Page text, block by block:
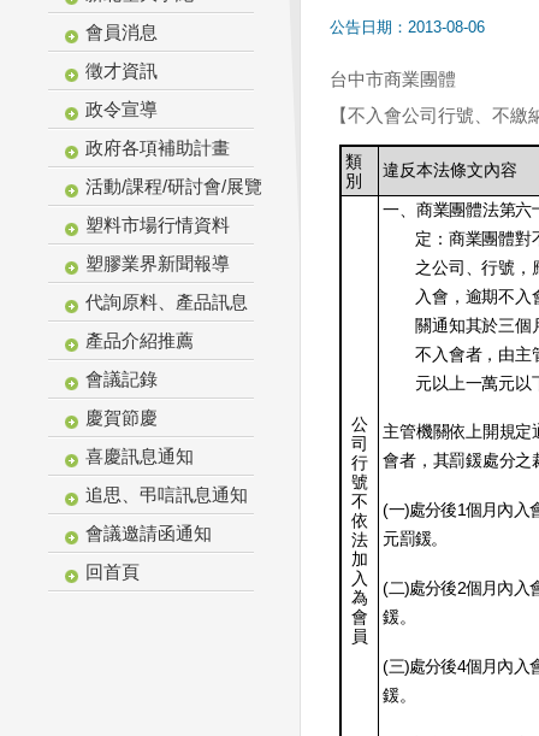
會員消息
徵才資訊
政令宣導
政府各項補助計畫
活動/課程/研討會/展覽
塑料市場行情資料
塑膠業界新聞報導
代詢原料、產品訊息
產品介紹推薦
會議記錄
慶賀節慶
喜慶訊息通知
追思、弔唁訊息通知
會議邀請函通知
回首頁
公告日期：2013-08-06
台中市商業團體
【不入會公司行號、不
類
別
違反本法條文內容
公
司
行
號
不
依
法
加
入
為
會
員
一、商業團體法第六
定：商業團體對
之公司、行號，
入會，逾期不入
關通知其於三個
不入會者，由主
元以上一萬元以
主管機關依上開規定
會者，其罰鍰處分之
(一)處分後1個月內入
元罰鍰。
(二)處分後2個月內入
鍰。
(三)處分後4個月內入
鍰。